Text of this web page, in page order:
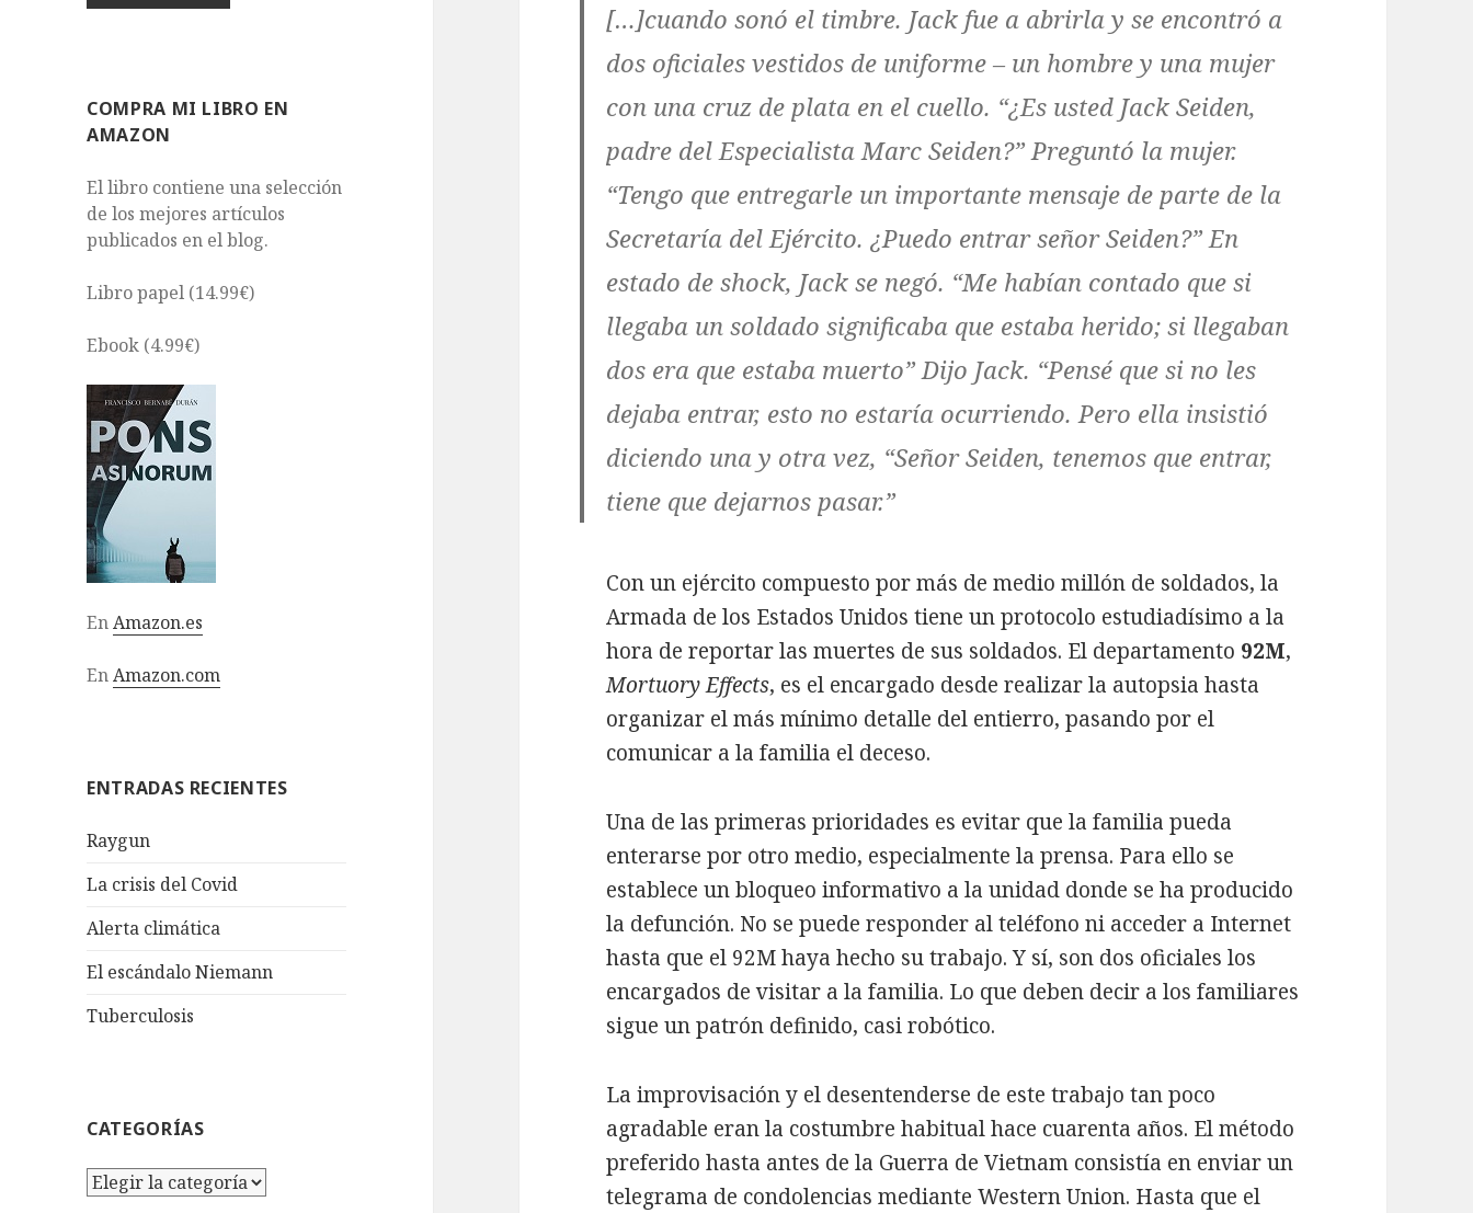
COMPRA MI LIBRO EN
AMAZON
El libro contiene una selección
de los mejores artículos
publicados en el blog.
Libro papel (14.99€)
Ebook (4.99€)
EnAmazon.es
EnAmazon.com
ENTRADAS RECIENTES
Raygun
La crisis del Covid
Alerta climática
El escándalo Niemann
Tuberculosis
CATEGORÍAS
Categorías
[…]cuando sonó el timbre. Jack fue a abrirla y se encontró a
dos oficiales vestidos de uniforme – un hombre y una mujer
con una cruz de plata en el cuello. “¿Es usted Jack Seiden,
padre del Especialista Marc Seiden?” Preguntó la mujer.
“Tengo que entregarle un importante mensaje de parte de la
Secretaría del Ejército. ¿Puedo entrar señor Seiden?” En
estado de shock, Jack se negó. “Me habían contado que si
llegaba un soldado significaba que estaba herido; si llegaban
dos era que estaba muerto” Dijo Jack. “Pensé que si no les
dejaba entrar, esto no estaría ocurriendo. Pero ella insistió
diciendo una y otra vez, “Señor Seiden, tenemos que entrar,
tiene que dejarnos pasar.”
Con un ejército compuesto por más de medio millón de soldados, la
Armada de los Estados Unidos tiene un protocolo estudiadísimo a la
hora de reportar las muertes de sus soldados. El departamento 92M,
Mortuory Effects, es el encargado desde realizar la autopsia hasta
organizar el más mínimo detalle del entierro, pasando por el
comunicar a la familia el deceso.
Una de las primeras prioridades es evitar que la familia pueda
enterarse por otro medio, especialmente la prensa. Para ello se
establece un bloqueo informativo a la unidad donde se ha producido
la defunción. No se puede responder al teléfono ni acceder a Internet
hasta que el 92M haya hecho su trabajo. Y sí, son dos oficiales los
encargados de visitar a la familia. Lo que deben decir a los familiares
sigue un patrón definido, casi robótico.
La improvisación y el desentenderse de este trabajo tan poco
agradable eran la costumbre habitual hace cuarenta años. El método
preferido hasta antes de la Guerra de Vietnam consistía en enviar un
telegrama de condolencias mediante Western Union. Hasta que el